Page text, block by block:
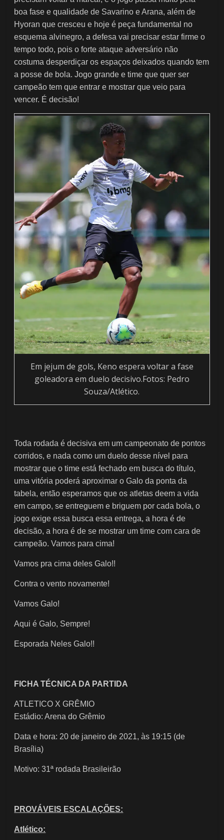
boa fase e qualidade de Savarino e Arana, além de
Hyoran que cresceu e hoje é peça fundamental no
esquema alvinegro, a defesa vai precisar estar firme o
tempo todo, pois o forte ataque adversário não
costuma desperdiçar os espaços deixados quando tem
a posse de bola. Jogo grande e time que quer ser
campeão tem que entrar e mostrar que veio para
vencer. É decisão!
Em jejum de gols, Keno espera voltar a fase
goleadora em duelo decisivo.Fotos: Pedro
Souza/Atlético.
Toda rodada é decisiva em um campeonato de pontos
corridos, e nada como um duelo desse nível para
mostrar que o time está fechado em busca do título,
uma vitória poderá aproximar o Galo da ponta da
tabela, então esperamos que os atletas deem a vida
em campo, se entreguem e briguem por cada bola, o
jogo exige essa busca essa entrega, a hora é de
decisão, a hora é de se mostrar um time com cara de
campeão. Vamos para cima!
Vamos pra cima deles Galo!!
Contra o vento novamente!
Vamos Galo!
Aqui é Galo, Sempre!
Esporada Neles Galo!!
FICHA TÉCNICA DA PARTIDA
ATLETICO X GRÊMIO
​Estádio: Arena do Grêmio
Data e hora: 20 de janeiro de 2021, às 19:15 (de
Brasília)
Motivo: 31ª rodada Brasileirão
PROVÁVEIS ESCALAÇÕES:
Atlético: